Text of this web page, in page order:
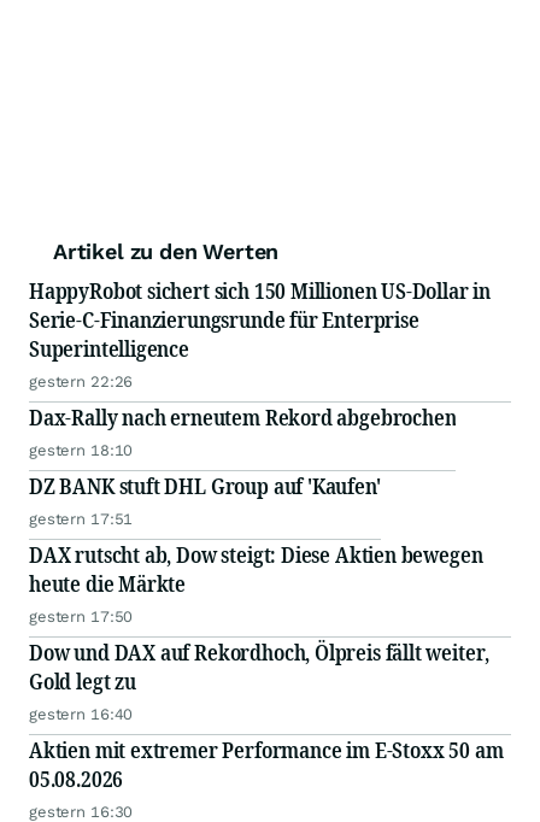
Artikel zu den Werten
HappyRobot sichert sich 150 Millionen US-Dollar in
Serie-C-Finanzierungsrunde für Enterprise
Superintelligence
gestern 22:26
Dax-Rally nach erneutem Rekord abgebrochen
gestern 18:10
DZ BANK stuft DHL Group auf 'Kaufen'
gestern 17:51
DAX rutscht ab, Dow steigt: Diese Aktien bewegen
heute die Märkte
gestern 17:50
Dow und DAX auf Rekordhoch, Ölpreis fällt weiter,
Gold legt zu
gestern 16:40
Aktien mit extremer Performance im E-Stoxx 50 am
05.08.2026
gestern 16:30